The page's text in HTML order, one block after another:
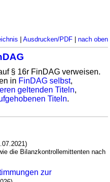
Ausdrucken/PDF| nach oben
§ 16r FinDAG verweisen.
in FinDAG selbst,
geltenden Titeln,
Titeln.
die Bilanzkontrollemittenten nach
zur